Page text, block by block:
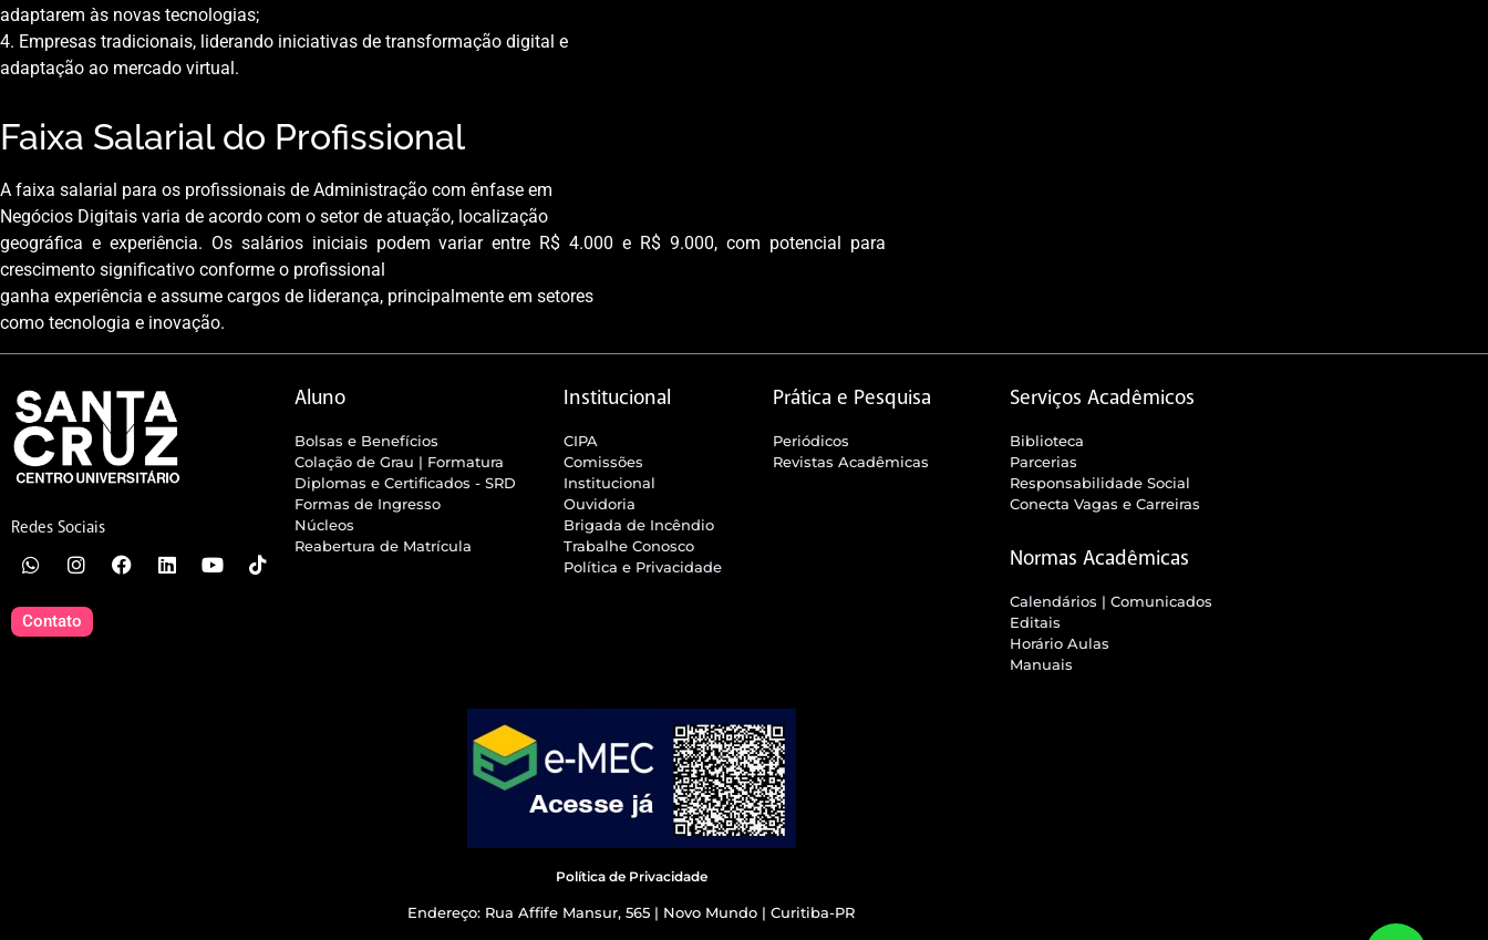
adaptarem às novas tecnologias;
4. Empresas tradicionais, liderando iniciativas de transformação digital e
adaptação ao mercado virtual.
Faixa Salarial do Profissional
A faixa salarial para os profissionais de Administração com ênfase em
Negócios Digitais varia de acordo com o setor de atuação, localização
geográfica e experiência. Os salários iniciais podem variar entre R$ 4.000 e R$ 9.000, com potencial para
crescimento significativo conforme o profissional
ganha experiência e assume cargos de liderança, principalmente em setores
como tecnologia e inovação.
Redes Sociais
Contato
Aluno
Bolsas e Benefícios
Colação de Grau | Formatura
Diplomas e Certificados - SRD
Formas de Ingresso
Núcleos
Reabertura de Matrícula
Institucional
CIPA
Comissões
Institucional
Ouvidoria
Brigada de Incêndio
Trabalhe Conosco
Política e Privacidade
Prática e Pesquisa
Periódicos
Revistas Acadêmicas
Serviços Acadêmicos
Biblioteca
Parcerias
Responsabilidade Social
Conecta Vagas e Carreiras
Normas Acadêmicas
Calendários | Comunicados
Editais
Horário Aulas
Manuais
Política de Privacidade
Endereço: Rua Affife Mansur, 565 | Novo Mundo | Curitiba-PR